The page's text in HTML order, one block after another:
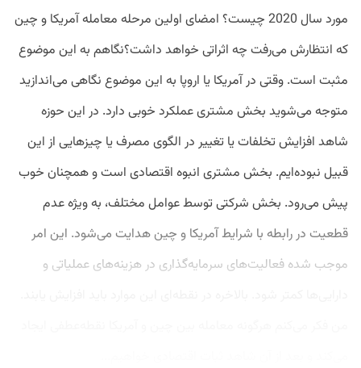
مورد سال 2020 چیست؟ امضای اولین مرحله معامله آمریکا و چین
که انتظارش می‌رفت چه اثراتی خواهد داشت؟نگاهم به این موضوع
مثبت است. وقتی در آمریکا یا اروپا به این موضوع نگاهی می‌اندازید
متوجه می‌شوید بخش مشتری عملکرد خوبی دارد. در این حوزه
شاهد افزایش تخلفات یا تغییر در الگوی مصرف یا چیزهایی از این
قبیل نبوده‌ایم. بخش مشتری انبوه اقتصادی است و همچنان خوب
پیش می‌رود. بخش شرکتی توسط عوامل مختلف، به ویژه عدم
قطعیت در رابطه با شرایط آمریکا و چین هدایت می‌شود. این امر
موجب شده فعالیت‌های سرمایه‌گذاری در هزینه‌های عملیاتی و